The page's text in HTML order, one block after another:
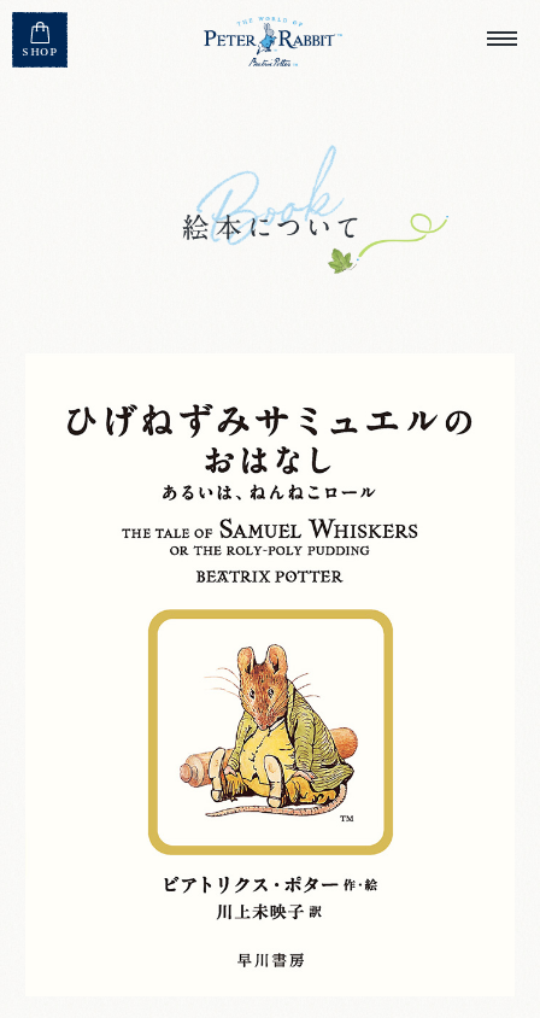
SHOP
MENU CLOSE